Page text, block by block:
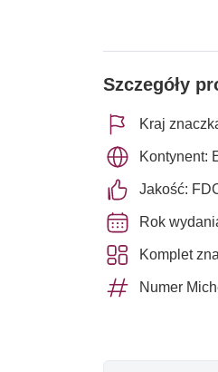
Szczegóły
Kraj
Kontynent:
Jakość:
Rok
Komplet
Numer